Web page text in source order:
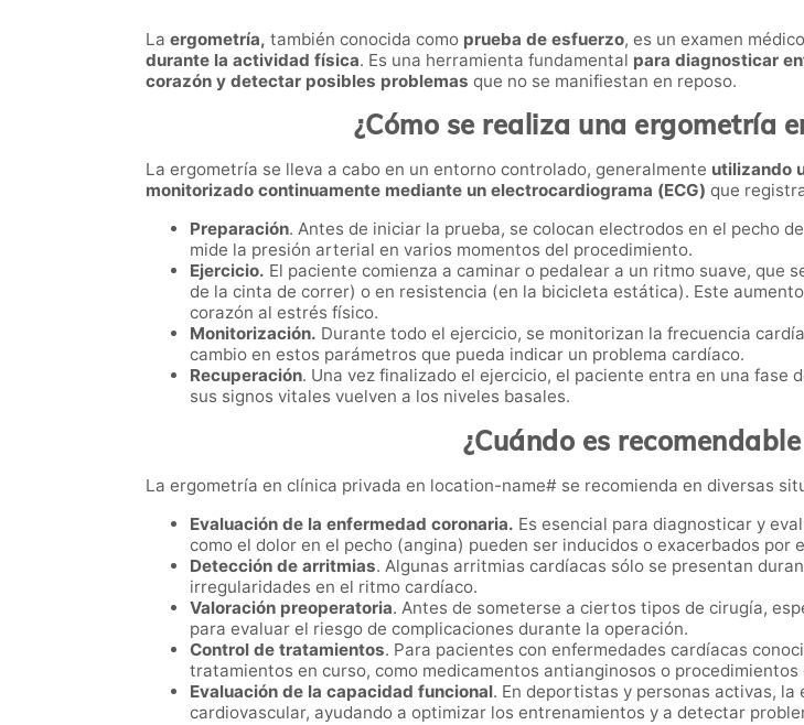
La ergometría, también conocida como prueba de esfuerzo, es un examen
durante la actividad física. Es una herramienta fundamental para diagnosticar
corazón y detectar posibles problemas que no se manifiestan en reposo.
¿Cómo se realiza una ergometría
La ergometría se lleva a cabo en un entorno controlado, generalmente utilizando
monitorizado continuamente mediante un electrocardiograma (ECG) que
Preparación. Antes de iniciar la prueba, se colocan electrodos en el pecho
mide la presión arterial en varios momentos del procedimiento.
Ejercicio. El paciente comienza a caminar o pedalear a un ritmo suave,
de la cinta de correr) o en resistencia (en la bicicleta estática). Este
corazón al estrés físico.
Monitorización. Durante todo el ejercicio, se monitorizan la frecuencia
cambio en estos parámetros que pueda indicar un problema cardíaco.
Recuperación. Una vez finalizado el ejercicio, el paciente entra en una
sus signos vitales vuelven a los niveles basales.
¿Cuándo es
La ergometría en clínica privada en location-name# se recomienda en diversas
Evaluación de la enfermedad coronaria. Es esencial para diagnosticar y
como el dolor en el pecho (angina) pueden ser inducidos o exacerbados
Detección de arritmias. Algunas arritmias cardíacas sólo se presentan
irregularidades en el ritmo cardíaco.
Valoración preoperatoria. Antes de someterse a ciertos tipos de cirugía,
para evaluar el riesgo de complicaciones durante la operación.
Control de tratamientos. Para pacientes con enfermedades cardíacas
tratamientos en curso, como medicamentos antianginosos o
Evaluación de la capacidad funcional. En deportistas y personas activas,
cardiovascular, ayudando a optimizar los entrenamientos y a detectar